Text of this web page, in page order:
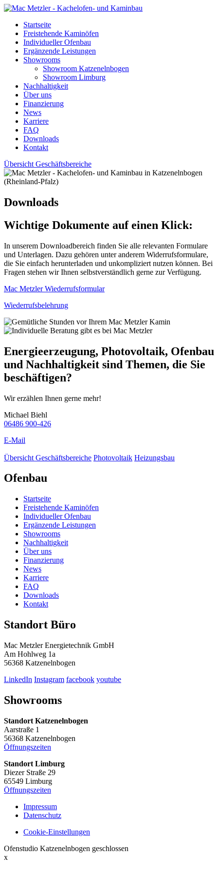
Startseite
Freistehende Kaminöfen
Individueller Ofenbau
Ergänzende Leistungen
Showrooms
Showroom Katzenelnbogen
Showroom Limburg
Nachhaltigkeit
Über uns
Finanzierung
News
Karriere
FAQ
Downloads
Kontakt
Übersicht Geschäftsbereiche
Downloads
Wichtige Dokumente auf einen Klick:
In unserem Downloadbereich finden Sie alle relevanten Formulare
und Unterlagen. Dazu gehören unter anderem Widerrufsformulare,
die Sie einfach herunterladen und unkompliziert nutzen können. Bei
Fragen stehen wir Ihnen selbstverständlich gerne zur Verfügung.
Mac Metzler Wiederrufsformular
Wiederrufsbelehrung
Energieerzeugung, Photovoltaik, Ofenbau
und Nachhaltigkeit sind Themen, die Sie
beschäftigen?
Wir erzählen Ihnen gerne mehr!
Michael Biehl
06486 900-426
E-Mail
Übersicht Geschäftsbereiche Photovoltaik Heizungsbau
Ofenbau
Startseite
Freistehende Kaminöfen
Individueller Ofenbau
Ergänzende Leistungen
Showrooms
Nachhaltigkeit
Über uns
Finanzierung
News
Karriere
FAQ
Downloads
Kontakt
Standort Büro
Mac Metzler Energietechnik GmbH
Am Hohlweg 1a
56368 Katzenelnbogen
LinkedIn Instagram facebook youtube
Showrooms
Standort Katzenelnbogen
Aarstraße 1
56368 Katzenelnbogen
Öffnungszeiten
Standort Limburg
Diezer Straße 29
65549 Limburg
Öffnungszeiten
Impressum
Datenschutz
Cookie-Einstellungen
Ofenstudio Katzenelnbogen geschlossen
x